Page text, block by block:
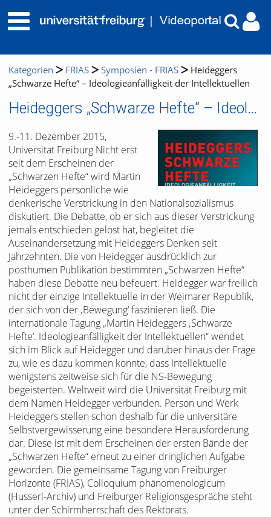
Kategorien FRIAS Symposien - FRIAS
Heideggers
„Schwarze Hefte“ – Ideologieanfälligkeit der Intellektuellen
Heideggers „Schwarze Hefte“ – Ideologieanfälligkeit der Intellektuellen
9.-11. Dezember 2015,
Universität Freiburg Nicht erst
seit dem Erscheinen der
„Schwarzen Hefte“ wird Martin
Heideggers persönliche wie
denkerische Verstrickung in den Nationalsozialismus
diskutiert. Die Debatte, ob er sich aus dieser Verstrickung
jemals entschieden gelöst hat, begleitet die
Auseinandersetzung mit Heideggers Denken seit
Jahrzehnten. Die von Heidegger ausdrücklich zur
posthumen Publikation bestimmten „Schwarzen Hefte“
haben diese Debatte neu befeuert. Heidegger war freilich
nicht der einzige Intellektuelle in der Weimarer Republik,
der sich von der ‚Bewegung‘ faszinieren ließ. Die
internationale Tagung „Martin Heideggers ‚Schwarze
Hefte‘. Ideologieanfälligkeit der Intellektuellen“ wendet
sich im Blick auf Heidegger und darüber hinaus der Frage
zu, wie es dazu kommen konnte, dass Intellektuelle
wenigstens zeitweise sich für die NS-Bewegung
begeisterten. Weltweit wird die Universität Freiburg mit
dem Namen Heidegger verbunden. Person und Werk
Heideggers stellen schon deshalb für die universitäre
Selbstvergewisserung eine besondere Herausforderung
dar. Diese ist mit dem Erscheinen der ersten Bände der
„Schwarzen Hefte“ erneut zu einer dringlichen Aufgabe
geworden. Die gemeinsame Tagung von Freiburger
Horizonte (FRIAS), Colloquium phänomenologicum
(Husserl-Archiv) und Freiburger Religionsgespräche steht
unter der Schirmherrschaft des Rektorats.